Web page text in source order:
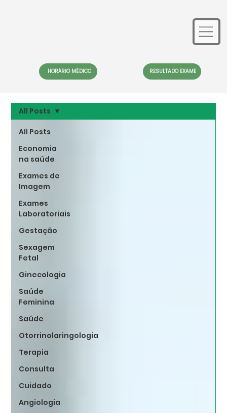
HORÁRIO MÉDICO RESULTADO EXAME
All Posts
Economia
na saúde
Exames de
Imagem
Exames
Laboratoriais
Gestação
Sexagem
Fetal
Ginecologia
Saúde
Feminina
Saúde
Otorrinolaringologia
Terapia
Consulta
Cuidado
Angiologia
All Posts